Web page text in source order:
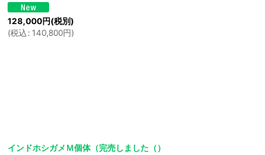
128,000円(税別)
(税込 : 140,800円)
インドホシガメＭ個体（完売しました（）